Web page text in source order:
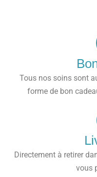
Tous nos soins sont
forme de bon
Directement à retirer
vous